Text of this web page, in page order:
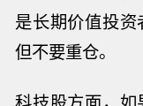
是长期价值投资
但不要重仓。